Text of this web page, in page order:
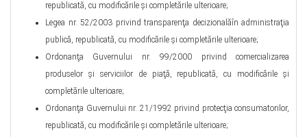
republicată, cu modificările şi completările ulterioare;
Legea nr. 52/2003 privind transparenţa decizionalăîn administraţia
publică, republicată, cu modificările și completările ulterioare;
Ordonanţa Guvernului nr. 99/2000 privind comercializarea
produselor şi serviciilor de piaţă, republicată, cu modificările şi
completările ulterioare;
Ordonanţa Guvernului nr. 21/1992 privind protecţia consumatorilor,
republicată, cu modificările şi completările ulterioare;